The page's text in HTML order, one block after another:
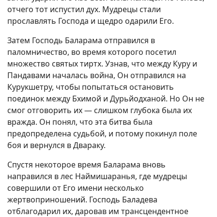
отчего тот испустил дух. Мудрецы стали
прославлять Господа и щедро одарили Его.
Затем Господь Баларама отправился в
паломничество, во время которого посетил
множество святых тиртх. Узнав, что между Куру и
Пандавами началась война, Он отправился на
Курукшетру, чтобы попытаться остановить
поединок между Бхимой и Дурьйодханой. Но Он не
смог отговорить их — слишком глубока была их
вражда. Он понял, что эта битва была
предопределена судьбой, и потому покинул поле
боя и вернулся в Двараку.
Спустя некоторое время Баларама вновь
направился в лес Наймишаранья, где мудрецы
совершили от Его имени несколько
жертвоприношений. Господь Баладева
отблагодарил их, даровав им трансцендентное